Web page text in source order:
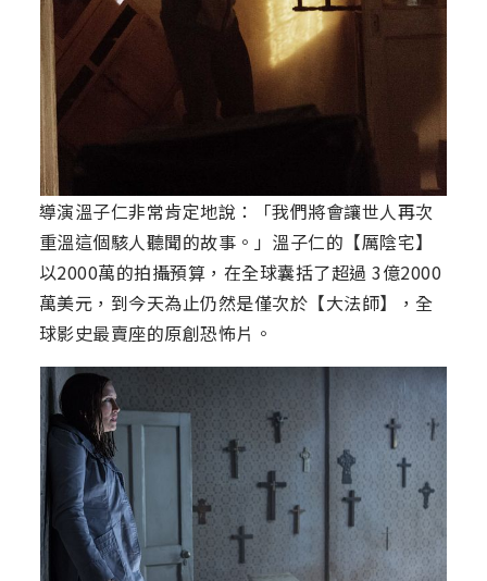
導演溫子仁非常肯定地說：「我們將會讓世人再次
重溫這個駭人聽聞的故事。」溫子仁的【厲陰宅】
以2000萬的拍攝預算，在全球囊括了超過 3億2000
萬美元，到今天為止仍然是僅次於【大法師】，全
球影史最賣座的原創恐怖片。